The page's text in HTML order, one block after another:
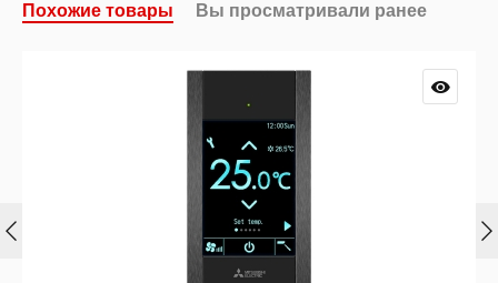
Похожие товары Вы просматривали ранее